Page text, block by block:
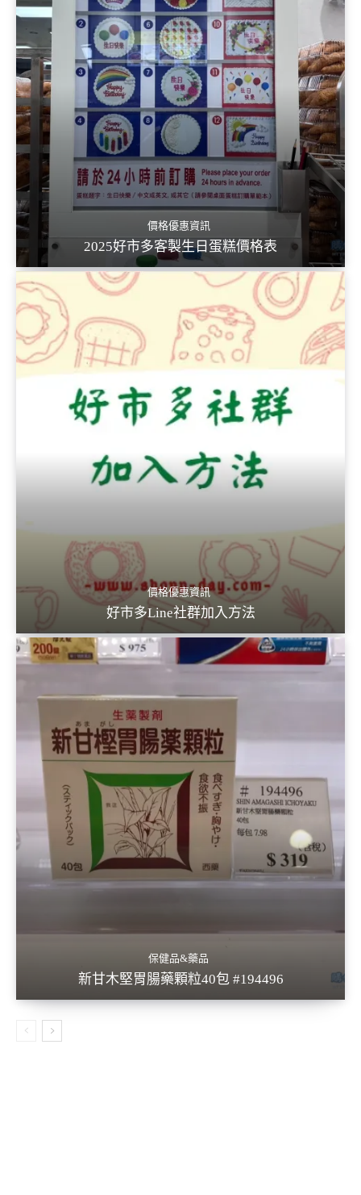
價格優惠資訊
2025好市多客製生日蛋糕價格表
價格優惠資訊
好市多Line社群加入方法
保健品&藥品
新甘木堅胃腸藥顆粒40包 #194496